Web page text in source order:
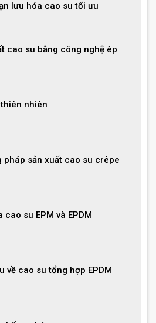
lưu hóa cao su tối ưu
cao su bằng công nghệ ép
nhiên
pháp sản xuất cao su crêpe
cao su EPM và EPDM
về cao su tổng hợp EPDM